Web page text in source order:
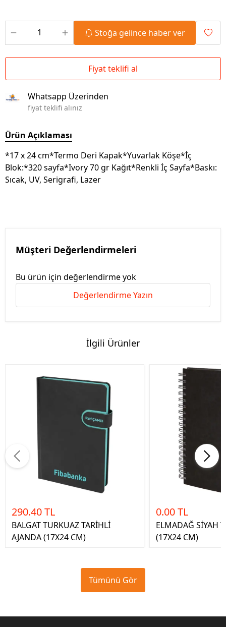
Stoğa gelince haber ver
Fiyat teklifi al
Whatsapp Üzerinden
fiyat teklifi alınız
Ürün Açıklaması
*17 x 24 cm*Termo Deri Kapak*Yuvarlak Köşe*İç
Blok:*320 sayfa*Ivory 70 gr Kağıt*Renkli İç Sayfa*Baskı:
Sıcak, UV, Serigrafi, Lazer
Müşteri Değerlendirmeleri
Bu ürün için değerlendirme yok
Değerlendirme Yazın
İlgili Ürünler
290.40 TL
BALGAT TURKUAZ TARİHLİ
AJANDA (17X24 CM)
0.00 TL
ELMADAĞ SİYAH
(17X24 CM)
Tümünü Gör